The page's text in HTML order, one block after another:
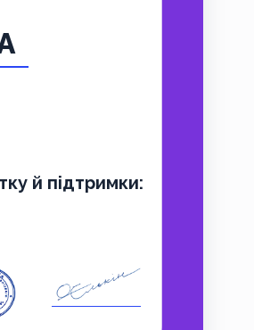
й підтримки: